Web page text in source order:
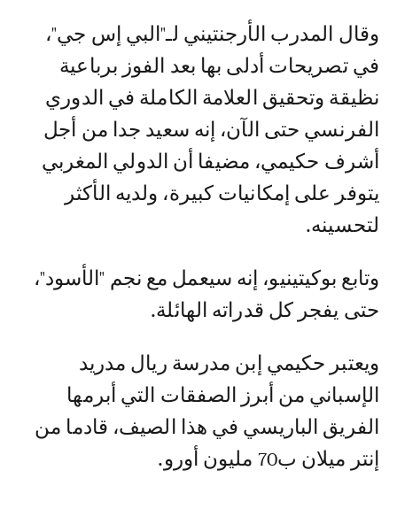
وقال المدرب الأرجنتيني لـ"البي إس جي"،
في تصريحات أدلى بها بعد الفوز برباعية
نظيقة وتحقيق العلامة الكاملة في الدوري
الفرنسي حتى الآن، إنه سعيد جدا من أجل
أشرف حكيمي، مضيفا أن الدولي المغربي
يتوفر على إمكانيات كبيرة، ولديه الأكثر
لتحسينه.
وتابع بوكيتينيو، إنه سيعمل مع نجم "الأسود"،
حتى يفجر كل قدراته الهائلة.
ويعتبر حكيمي إبن مدرسة ريال مدريد
الإسباني من أبرز الصفقات التي أبرمها
الفريق الباريسي في هذا الصيف، قادما من
إنتر ميلان ب70 مليون أورو.